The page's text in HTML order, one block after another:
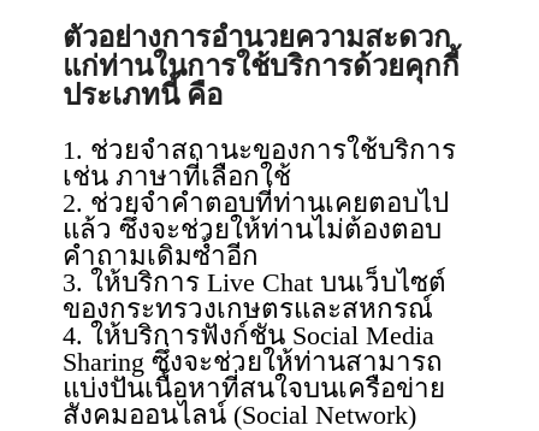
ตัวอย่างการอำนวยความสะดวก
แก่ท่านในการใช้บริการด้วยคุกกี้
ประเภทนี้ คือ
1. ช่วยจำสถานะของการใช้บริการ
เช่น ภาษาที่เลือกใช้
2. ช่วยจำคำตอบที่ท่านเคยตอบไป
แล้ว ซึ่งจะช่วยให้ท่านไม่ต้องตอบ
คำถามเดิมซ้ำอีก
3. ให้บริการ Live Chat บนเว็บไซต์
ของกระทรวงเกษตรและสหกรณ์
4. ให้บริการฟังก์ชัน Social Media
Sharing ซึ่งจะช่วยให้ท่านสามารถ
แบ่งปันเนื้อหาที่สนใจบนเครือข่าย
สังคมออนไลน์ (Social Network)